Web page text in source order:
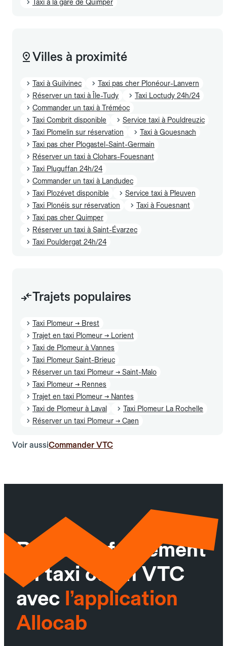
Taxi à la gare de Quimper
Villes à proximité
Taxi à Guilvinec
Taxi pas cher Plonéour-Lanvern
Réserver un taxi à Île-Tudy
Taxi Loctudy 24h/24
Commander un taxi à Tréméoc
Taxi Combrit disponible
Service taxi à Pouldreuzic
Taxi Plomelin sur réservation
Taxi à Gouesnach
Taxi pas cher Plogastel-Saint-Germain
Réserver un taxi à Clohars-Fouesnant
Taxi Pluguffan 24h/24
Commander un taxi à Landudec
Taxi Plozévet disponible
Service taxi à Pleuven
Taxi Plonéis sur réservation
Taxi à Fouesnant
Taxi pas cher Quimper
Réserver un taxi à Saint-Évarzec
Taxi Pouldergat 24h/24
Trajets populaires
Taxi Plomeur → Brest
Trajet en taxi Plomeur → Lorient
Taxi de Plomeur à Vannes
Taxi Plomeur Saint-Brieuc
Réserver un taxi Plomeur → Saint-Malo
Taxi Plomeur → Rennes
Trajet en taxi Plomeur → Nantes
Taxi de Plomeur à Laval
Taxi Plomeur La Rochelle
Réserver un taxi Plomeur → Caen
Voir aussiCommander VTC
Réservez facilement
un taxi ou un VTC
avec l’application
Allocab